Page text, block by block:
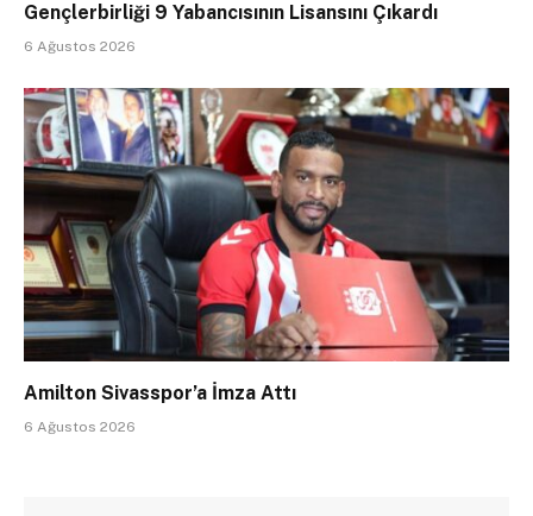
Gençlerbirliği 9 Yabancısının Lisansını Çıkardı
6 Ağustos 2026
Amilton Sivasspor’a İmza Attı
6 Ağustos 2026